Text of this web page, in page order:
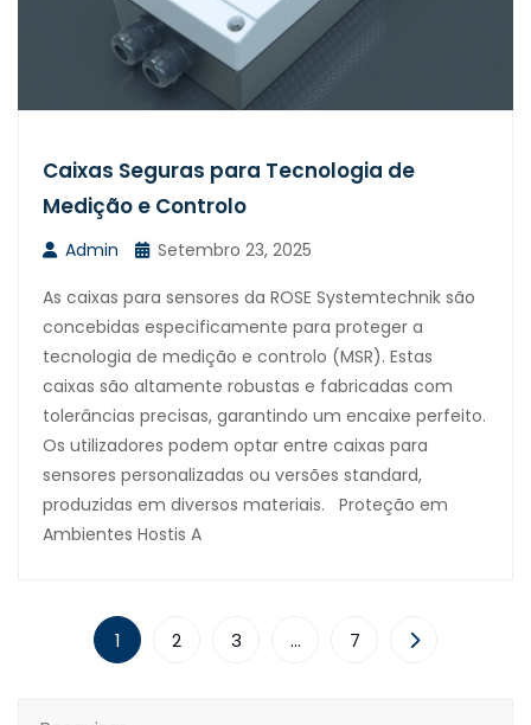
Caixas Seguras para Tecnologia de
Medição e Controlo
Admin
Setembro 23, 2025
As caixas para sensores da ROSE Systemtechnik são
concebidas especificamente para proteger a
tecnologia de medição e controlo (MSR). Estas
caixas são altamente robustas e fabricadas com
tolerâncias precisas, garantindo um encaixe perfeito.
Os utilizadores podem optar entre caixas para
sensores personalizadas ou versões standard,
produzidas em diversos materiais. Proteção em
Ambientes Hostis A
1 2 3 … 7